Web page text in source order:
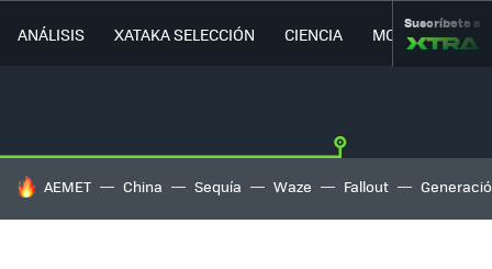
ANÁLISIS XATAKA SELECCIÓN CIENCIA MOVILIDAD
Suscríbete a
HOY SE HABLA DE
AEMET China Sequía Waze Fallout